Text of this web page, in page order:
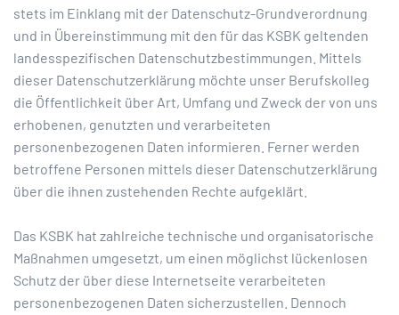
stets im Einklang mit der Datenschutz-Grundverordnung
und in Übereinstimmung mit den für das KSBK geltenden
landesspezifischen Datenschutzbestimmungen. Mittels
dieser Datenschutzerklärung möchte unser Berufskolleg
die Öffentlichkeit über Art, Umfang und Zweck der von uns
erhobenen, genutzten und verarbeiteten
personenbezogenen Daten informieren. Ferner werden
betroffene Personen mittels dieser Datenschutzerklärung
über die ihnen zustehenden Rechte aufgeklärt.
Das KSBK hat zahlreiche technische und organisatorische
Maßnahmen umgesetzt, um einen möglichst lückenlosen
Schutz der über diese Internetseite verarbeiteten
personenbezogenen Daten sicherzustellen. Dennoch